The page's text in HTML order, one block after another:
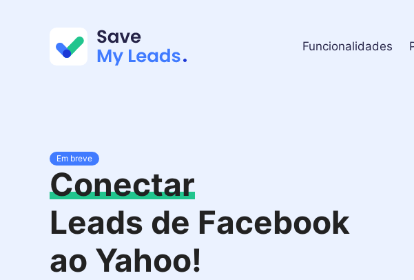
Funcionalidades
Em breve
Conectar
Leads de Facebook
ao Yahoo!